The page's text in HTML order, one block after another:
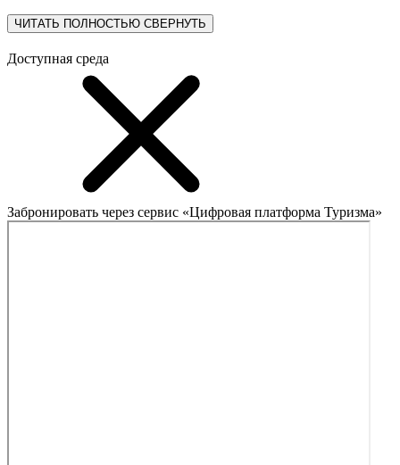
ЧИТАТЬ ПОЛНОСТЬЮ СВЕРНУТЬ
Доступная среда
Забронировать через сервис «Цифровая платформа Туризма»